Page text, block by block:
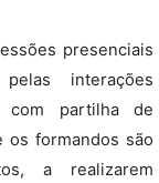
presenciais
interações
com partilha de
os formandos são
a realizarem